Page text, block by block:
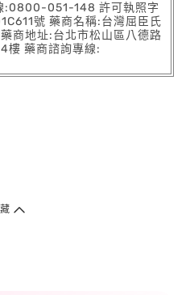
:0800-051-148 許可執照字
號 藥商名稱:台灣屈臣氏
商地址:台北市松山區八德路
樓 藥商諮詢專線: